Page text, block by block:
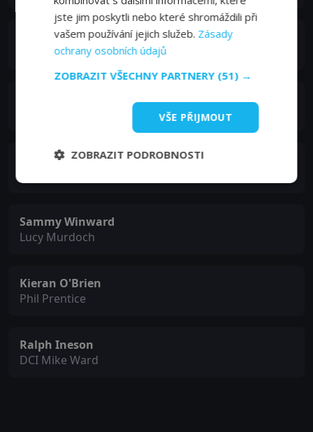
MyAnna Buring
Jules Hope
Nathan Stewart-Jarrett
Sammy Winward
Lucy Murdoch
Kieran O'Brien
Phil Prentice
Ralph Ineson
DCI Mike Ward
jste jim poskytli nebo které shromáždili při
vašem používání jejich služeb. Zásady
ochrany osobních údajů
ZOBRAZIT VŠECHNY PARTNERY (51) →
VŠE PŘIJMOUT
ZOBRAZIT PODROBNOSTI